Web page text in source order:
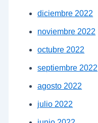
diciembre 2022
noviembre 2022
octubre 2022
septiembre 2022
agosto 2022
julio 2022